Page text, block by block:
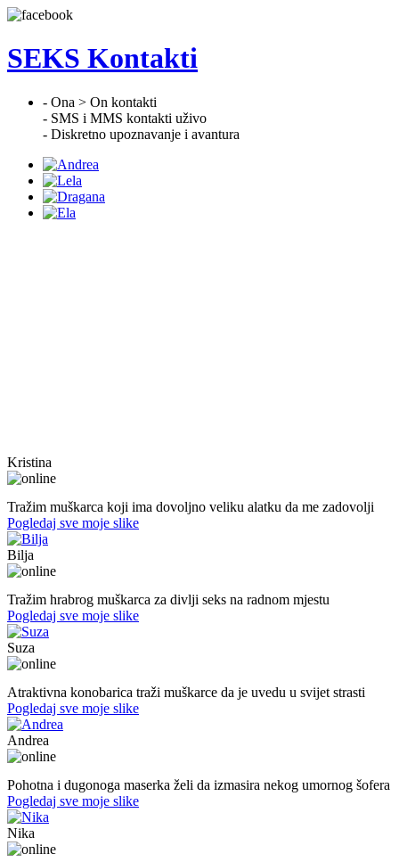
SEKS Kontakti
- Ona > On kontakti
- SMS i MMS kontakti uživo
- Diskretno upoznavanje i avantura
Kristina
Tražim muškarca koji ima dovoljno veliku alatku da me zadovolji
Pogledaj sve moje slike
Bilja
Tražim hrabrog muškarca za divlji seks na radnom mjestu
Pogledaj sve moje slike
Suza
Atraktivna konobarica traži muškarce da je uvedu u svijet strasti
Pogledaj sve moje slike
Andrea
Pohotna i dugonoga maserka želi da izmasira nekog umornog šofera
Pogledaj sve moje slike
Nika